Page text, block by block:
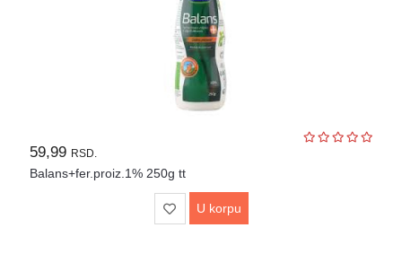
59,99 RSD.
Balans+fer.proiz.1% 250g tt
U korpu